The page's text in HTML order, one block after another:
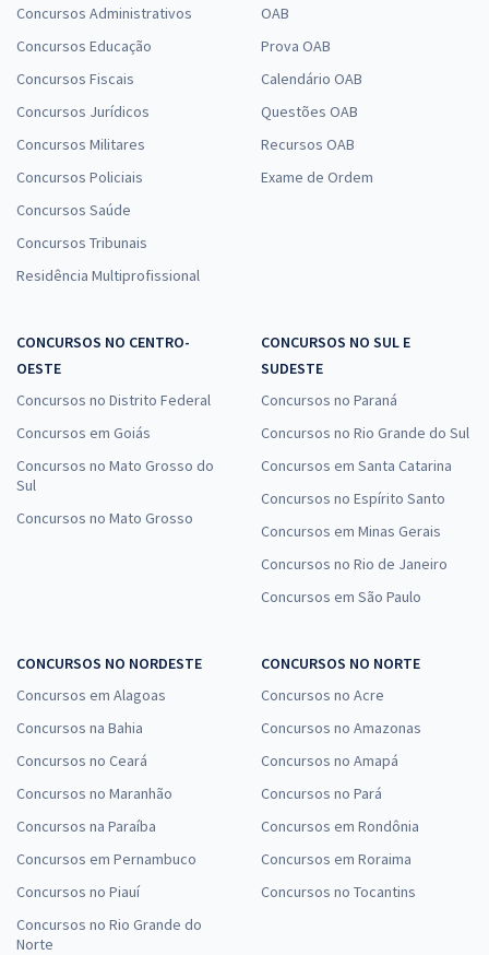
Concursos Administrativos
Concursos Educação
Concursos Fiscais
Concursos Jurídicos
Concursos Militares
Concursos Policiais
Concursos Saúde
Concursos Tribunais
Residência Multiprofissional
OAB
Prova OAB
Calendário OAB
Questões OAB
Recursos OAB
Exame de Ordem
CONCURSOS NO CENTRO-
OESTE
Concursos no Distrito Federal
Concursos em Goiás
Concursos no Mato Grosso do
Sul
Concursos no Mato Grosso
CONCURSOS NO SUL E
SUDESTE
Concursos no Paraná
Concursos no Rio Grande do Sul
Concursos em Santa Catarina
Concursos no Espírito Santo
Concursos em Minas Gerais
Concursos no Rio de Janeiro
Concursos em São Paulo
CONCURSOS NO NORDESTE
Concursos em Alagoas
Concursos na Bahia
Concursos no Ceará
Concursos no Maranhão
Concursos na Paraíba
Concursos em Pernambuco
Concursos no Piauí
Concursos no Rio Grande do
Norte
CONCURSOS NO NORTE
Concursos no Acre
Concursos no Amazonas
Concursos no Amapá
Concursos no Pará
Concursos em Rondônia
Concursos em Roraima
Concursos no Tocantins